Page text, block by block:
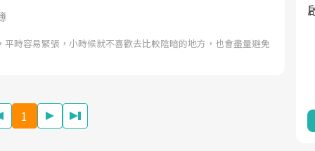
平時容易緊張，小時候就不喜歡去比較陰暗的地方，也會盡量避免
1
心議題。然而，健檢不只是醫療院所的服